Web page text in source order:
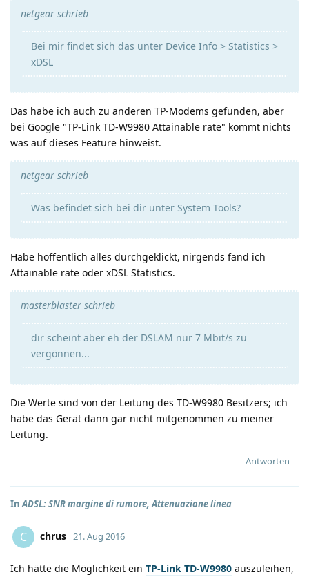
netgear schrieb
Bei mir findet sich das unter Device Info > Statistics >
xDSL
Das habe ich auch zu anderen TP-Modems gefunden, aber
bei Google "TP-Link TD-W9980 Attainable rate" kommt nichts
was auf dieses Feature hinweist.
netgear schrieb
Was befindet sich bei dir unter System Tools?
Habe hoffentlich alles durchgeklickt, nirgends fand ich
Attainable rate oder xDSL Statistics.
masterblaster schrieb
dir scheint aber eh der DSLAM nur 7 Mbit/s zu
vergönnen...
Die Werte sind von der Leitung des TD-W9980 Besitzers; ich
habe das Gerät dann gar nicht mitgenommen zu meiner
Leitung.
Antworten
InADSL: SNR margine di rumore, Attenuazione linea
C chrus 21. Aug 2016
Ich hätte die Möglichkeit ein TP-Link TD-W9980 auszuleihen,